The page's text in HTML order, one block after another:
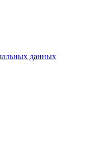
данных